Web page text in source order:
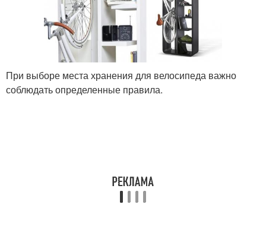
При выборе места хранения для велосипеда важно
соблюдать определенные правила.